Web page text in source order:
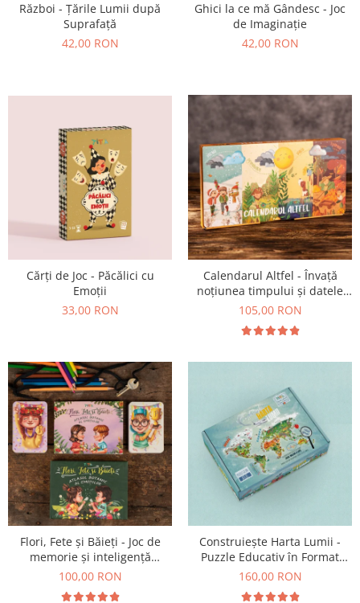
Război - Țările Lumii după
Suprafață
42,00 RON
Ghici la ce mă Gândesc - Joc
de Imaginație
42,00 RON
Cărți de Joc - Păcălici cu
Emoții
33,00 RON
Calendarul Altfel - Învață
noțiunea timpului și datele
importante din an
105,00 RON
Flori, Fete și Băieți - Joc de
memorie și inteligență
emoțională
100,00 RON
Construiește Harta Lumii -
Puzzle Educativ în Format
Mare
160,00 RON